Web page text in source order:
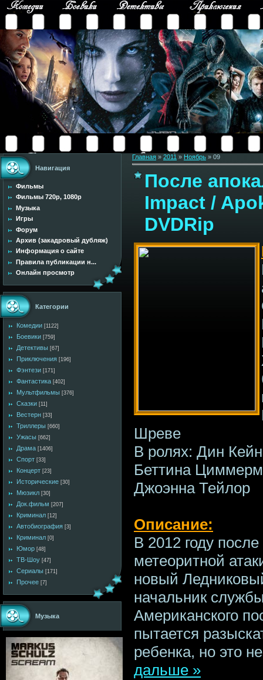
Навигация
Фильмы
Фильмы 720p, 1080p
Музыка
Игры
Форум
Архив (закадровый дубляж)
Информация о сайте
Правила публикации н...
Онлайн просмотр
Категории
Комедии [1122]
Боевики [759]
Детективы [67]
Приключения [196]
Фэнтези [171]
Фантастика [402]
Мультфильмы [376]
Сказки [11]
Вестерн [33]
Триллеры [660]
Ужасы [662]
Драма [1406]
Спорт [33]
Концерт [23]
Исторические [30]
Мюзикл [30]
Док.фильм [207]
Криминал [12]
Автобиография [3]
Криминал [0]
Юмор [48]
ТВ-Шоу [47]
Сериалы [171]
Прочее [7]
Музыка
Главная » 2011 » Ноябрь » 09
После
Impact /
DVDRip
Шреве
В ролях: Дин
Беттина
Джоэнна Тейлор
Описание:
В 2012 году
метеоритной
новый
начальник
Американского
пытается
ребенка, но это
дальше »